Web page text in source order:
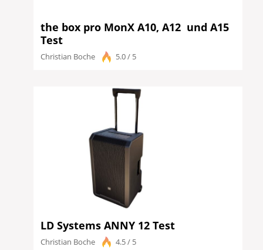
the box pro MonX A10, A12 und A15
Test
Christian Boche 5.0 / 5
LD Systems ANNY 12 Test
Christian Boche 4.5 / 5